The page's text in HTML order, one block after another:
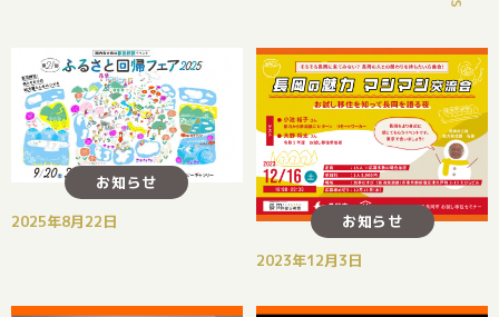
お知らせ
2025年8月22日
お知らせ
2023年12月3日